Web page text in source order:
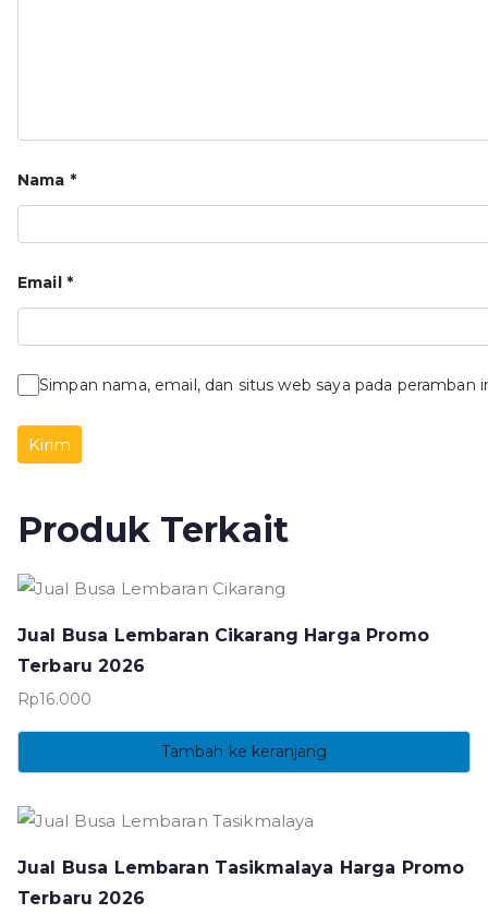
Nama *
Email *
Simpan nama, email, dan situs web saya pada
Produk Terkait
Jual Busa Lembaran Cikarang Harga Promo
Terbaru 2026
Rp16.000
Tambah ke keranjang
Jual Busa Lembaran Tasikmalaya Harga Promo
Terbaru 2026